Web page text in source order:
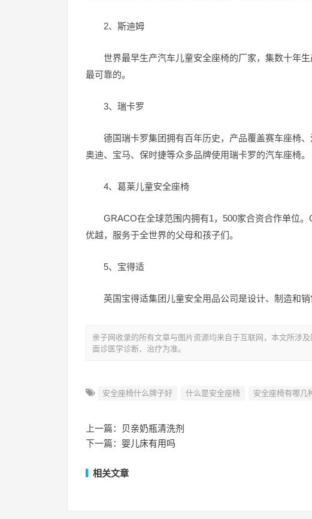
2、斯迪姆
世界最早生产汽车儿童安全座椅的厂家，集数十年
最可靠的。
3、瑞卡罗
德国瑞卡罗集团拥有百年历史，产品覆盖赛车座椅
奥迪、宝马、保时捷等众多品牌使用瑞卡罗的汽车座椅。
4、葛莱儿童安全座椅
GRACO在全球范围内拥有1，500家合资合作单位
优越，服务于全世界的父母和孩子们。
5、宝得适
英国宝得适集团儿童安全用品公司是设计、制造和
亲子网收录的所有文章与图片资源均来自于互联网，本文所涉
面诊医学诊断、治疗为准。
安全座椅什么牌子好 什么是安全座椅 安全座椅有哪几
上一篇：
贝亲奶瓶清洗剂
下一篇： 婴儿床有用吗
相关文章